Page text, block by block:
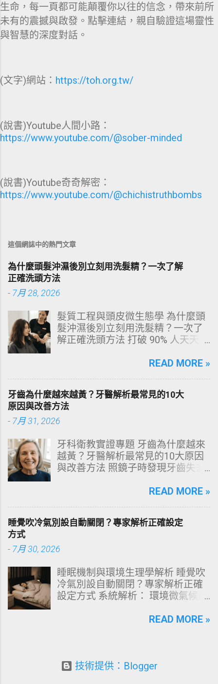
生命，每一頁都可能顛覆你以往的信念，帶來前所
未有的震撼與啟發。點擊連結，親自驗證這場靈性
與智慧的深度對話。
(文字)網站： https://toh.org.tw/
(說書)Youtube人間小路：
https://www.youtube.com/@sober-minded
(說書)Youtube奇奇解密：
https://www.youtube.com/@chichistruthbombs
這個網誌中的熱門文章
為什麼頭髮沖濕後別立刻用洗髮精？一次了解
正確洗頭方法
- 7月 28, 2026
髮質工程與頭皮微生態學 為什麼頭
髮沖濕後別立刻用洗髮精？一次了
解正確洗頭方法 打破 90% 人天天在
構化思維，拆解頭皮清潔的物理與
天天洗頭，頭皮卻依然半天就出
油、發癢，甚至掉髮嚴重？ 絕大多
數人的頭皮問題，並不是洗髮精買
了」。當你蓮蓬頭剛淋濕頭髮，下
一秒就把濃縮洗髮精直接抹在頭皮
上時，你已經親手觸發了一連串破
過嚴密的邏輯分析，為你解構正確
快速導覽目錄 一、 盲點剖析：沖濕
立刻塗洗髮精，為何是毀髮災難？
Wash）」的物理學與生物學底層邏
「雙重洗髮黃金公式」 四、 全流程
對比：正確洗頭與錯誤習慣的系統
差異 五、 破除迷思：7 個被誤傳已
測：建構個人化高效護髮工作流
精、搓揉、沖水」這四個動作。然
READ MORE »
牙齒為什麼越來越黃？牙醫解析最常見的10大
原因與改善方法
- 7月 31, 2026
牙科衛教實證專題 牙齒為什麼越來
越黃？牙醫解析最常見的10大原因
與改善方法 照鏡子時發現牙齒失去
文由專業牙科思維出發，深度剖析
改善與美白對策。 📋 文章快速導覽
琺瑯質與象牙質 二、 牙齒變黃的10
源性變色的自我檢視 四、 5大專業
牙醫美白療程評估與比較 五、 避坑
指南：破除3大網路美白偏方迷思
理策略 一、 牙齒顏色的生物學本
的透明或半透明組織組成的 琺瑯質
READ MORE »
睡覺吹冷氣別設自動關閉？專家解析正確設定
方式
- 7月 30, 2026
睡眠機制與環境生理學解析 睡覺吹
冷氣別設自動關閉？專家解析正確
設定方式 系統解析： 環境微氣候與
鐘 深夜三點突然醒來、渾身大汗，
的必然結果。 多數人為了節省電費
READ MORE »
技術提供：Blogger